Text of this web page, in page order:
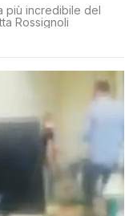
più incredibile del
Rossignoli